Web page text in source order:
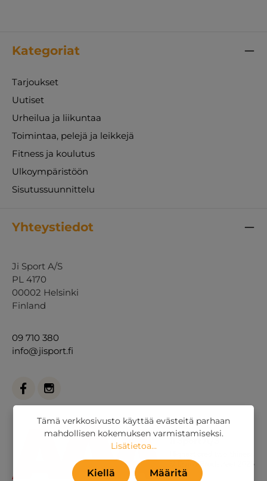
Kategoriat
Tarjoukset
Uutiset
Urheilua ja liikuntaa
Toimintaa, pelejä ja leikkejä
Fitness ja koulutus
Ulkoympäristöön
Sisutussuunnittelu
Yhteystiedot
Ji Sport A/S
PL 4170
00002 Helsinki
Finland
09 710 380
info@jisport.fi
Tämä verkkosivusto käyttää evästeitä parhaan
mahdollisen kokemuksen varmistamiseksi.
Lisätietoa...
Kiellä Määritä